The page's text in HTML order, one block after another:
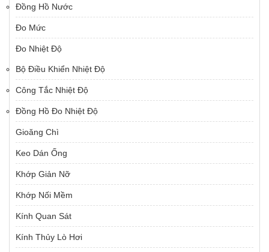
Đồng Hồ Nước
Đo Mức
Đo Nhiệt Độ
Bộ Điều Khiển Nhiệt Độ
Công Tắc Nhiệt Độ
Đồng Hồ Đo Nhiệt Độ
Gioăng Chì
Keo Dán Ống
Khớp Giản Nỡ
Khớp Nối Mềm
Kính Quan Sát
Kính Thủy Lò Hơi